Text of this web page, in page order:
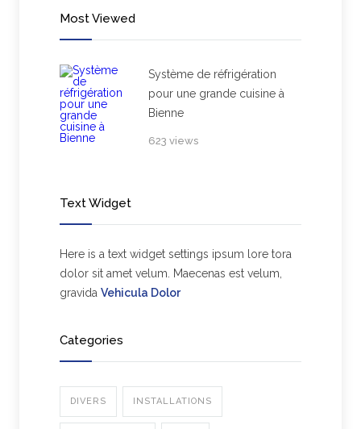
Most Viewed
Système de réfrigération
pour une grande cuisine à
Bienne
623 views
Text Widget
Here is a text widget settings ipsum lore tora
dolor sit amet velum. Maecenas est velum,
gravida Vehicula Dolor
Categories
DIVERS INSTALLATIONS